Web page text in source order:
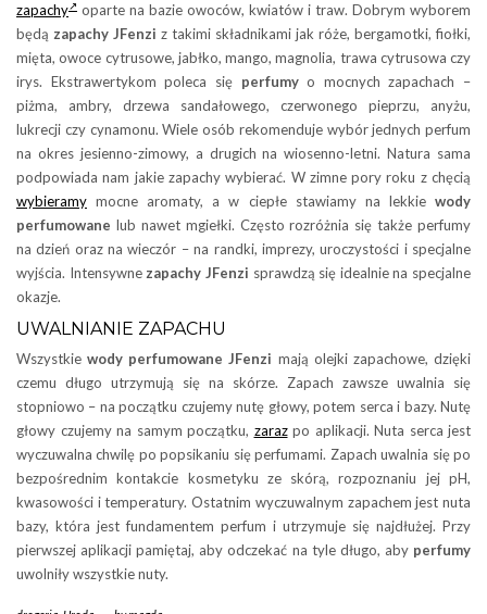
zapachy
oparte na bazie owoców, kwiatów i traw. Dobrym wyborem
będą zapachy JFenzi z takimi składnikami jak róże, bergamotki, fiołki,
mięta, owoce cytrusowe, jabłko, mango, magnolia, trawa cytrusowa czy
irys. Ekstrawertykom poleca się perfumyo mocnych zapachach –
piżma, ambry, drzewa sandałowego, czerwonego pieprzu, anyżu,
lukrecji czy cynamonu. Wiele osób rekomenduje wybór jednych perfum
na okres jesienno-zimowy, a drugich na wiosenno-letni. Natura sama
podpowiada nam jakie zapachy wybierać. W zimne pory roku z chęcią
wybieramy mocne aromaty, a w ciepłe stawiamy na lekkie wody
perfumowane lub nawet mgiełki. Często rozróżnia się także perfumy
na dzień oraz na wieczór – na randki, imprezy, uroczystości i specjalne
wyjścia. Intensywnezapachy JFenzi sprawdzą się idealnie na specjalne
okazje.
UWALNIANIE ZAPACHU
Wszystkiewody perfumowane JFenzi mają olejki zapachowe, dzięki
czemu długo utrzymują się na skórze. Zapach zawsze uwalnia się
stopniowo – na początku czujemy nutę głowy, potem serca i bazy. Nutę
głowy czujemy na samym początku, zarazpo aplikacji. Nuta serca jest
wyczuwalna chwilę po popsikaniu się perfumami. Zapach uwalnia się po
bezpośrednim kontakcie kosmetyku ze skórą, rozpoznaniu jej pH,
kwasowości i temperatury. Ostatnim wyczuwalnym zapachem jest nuta
bazy, która jest fundamentem perfum i utrzymuje się najdłużej. Przy
pierwszej aplikacji pamiętaj, aby odczekać na tyle długo, aby perfumy
uwolniły wszystkie nuty.